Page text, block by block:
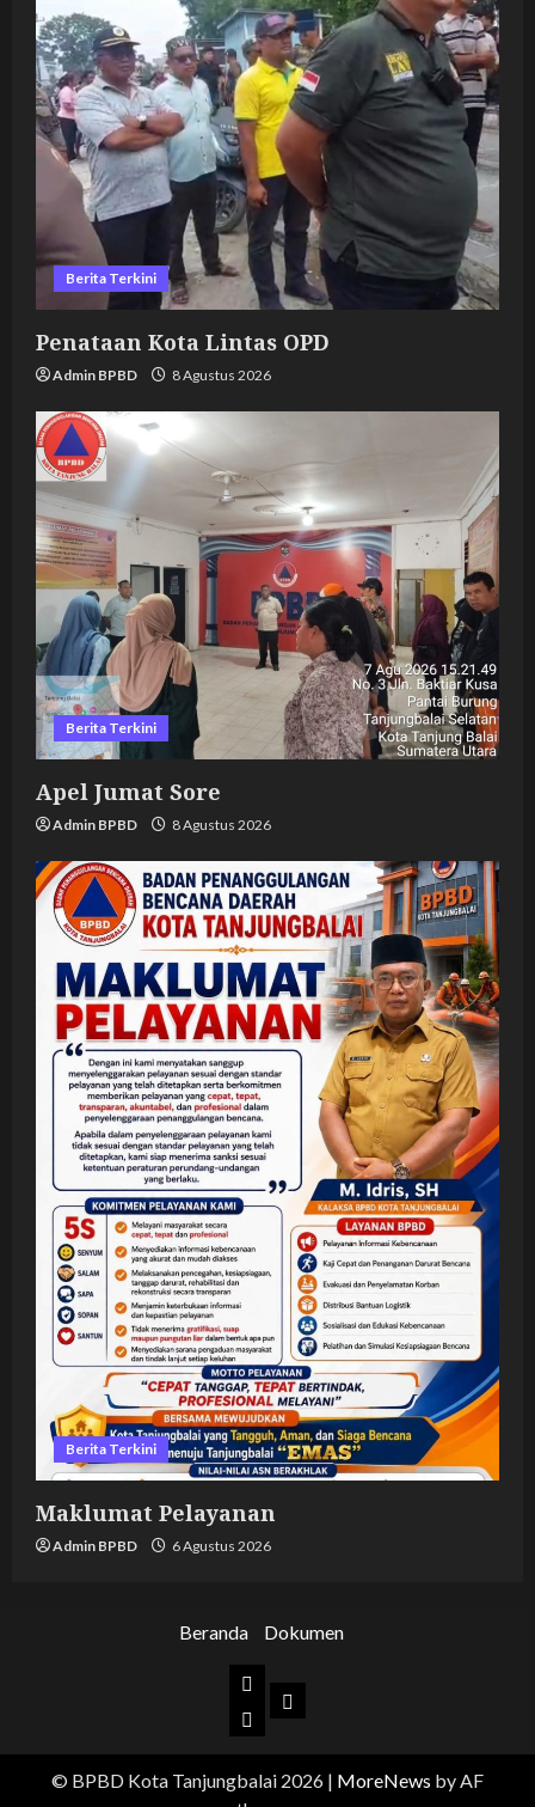
Berita Terkini
Penataan Kota Lintas OPD
Admin BPBD 8 Agustus 2026
Berita Terkini
Apel Jumat Sore
Admin BPBD 8 Agustus 2026
Berita Terkini
Maklumat Pelayanan
Admin BPBD 6 Agustus 2026
Beranda Dokumen
Beranda
BPBD
Kota
Tanjungbalai
Dokumen
© BPBD Kota Tanjungbalai 2026 | MoreNews by AF